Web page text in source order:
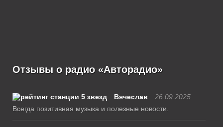
Отзывы о радио «Авторадио»
Вячеслав
26.09.2025
Всегда позитивная музыка и полезные новости.